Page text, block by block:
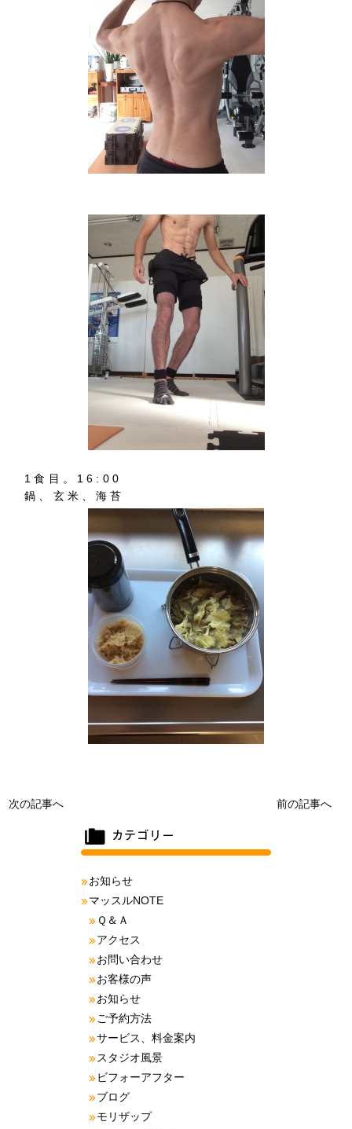
1食目。16:00
鍋、玄米、海苔
次の記事へ 前の記事へ
お知らせ
マッスルNOTE
Ｑ＆Ａ
アクセス
お問い合わせ
お客様の声
お知らせ
ご予約方法
サービス、料金案内
スタジオ風景
ビフォーアフター
ブログ
モリザップ